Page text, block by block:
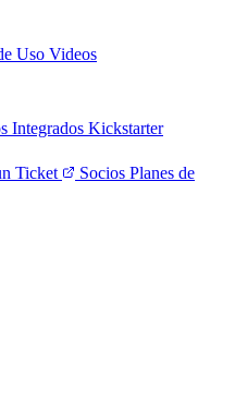
Uso Videos
Integrados Kickstarter
Ticket Socios Planes de